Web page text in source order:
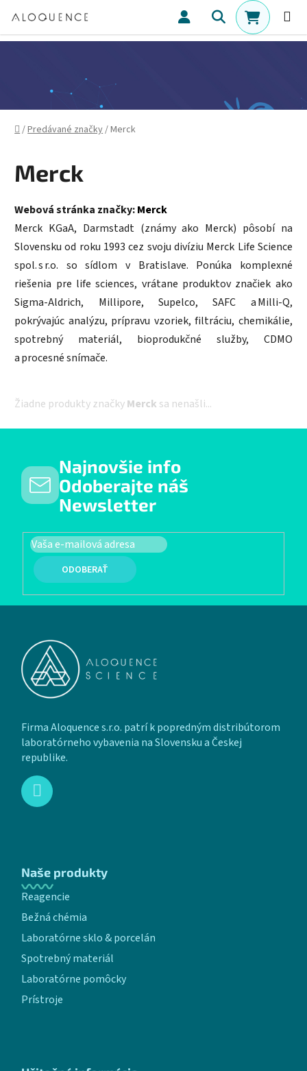
Hľadať
Domov
/Predávané značky/Merck
Merck
Webová stránka značky:Merck
Merck KGaA, Darmstadt (známy ako Merck) pôsobí na
Slovensku od roku 1993 cez svoju divíziu Merck Life Science
spol. s r.o. so sídlom v Bratislave. Ponúka komplexné
riešenia pre life sciences, vrátane produktov značiek ako
Sigma‑Aldrich, Millipore, Supelco, SAFC a Milli-Q,
pokrývajúc analýzu, prípravu vzoriek, filtráciu, chemikálie,
spotrebný materiál, bioprodukčné služby, CDMO
a procesné snímače.
Žiadne produkty značkyMerck sa nenašli...
Najnovšie info
Odoberajte náš
Newsletter
PRIHLÁSIŤ SA
Firma Aloquence s.r.o. patrí k popredným distribútorom
laboratórneho vybavenia na Slovensku a Českej
republike.
Naše produkty
Reagencie
Bežná chémia
Laboratórne sklo & porcelán
Spotrebný materiál
Laboratórne pomôcky
Prístroje